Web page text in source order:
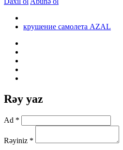
крушение самолета AZAL
Rəy yaz
Ad *
Rəyiniz *